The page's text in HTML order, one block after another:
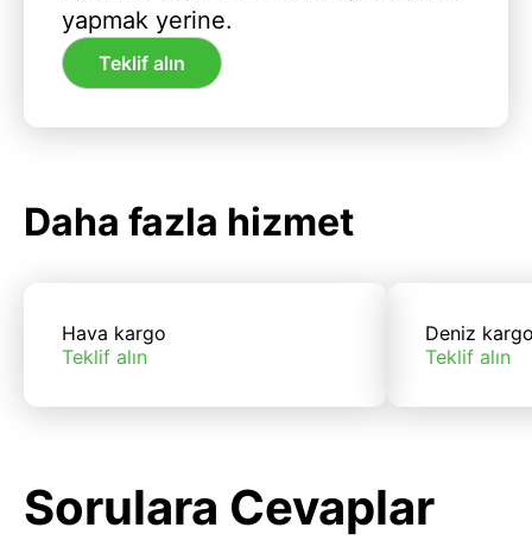
yapmak yerine.
Teklif alın
Daha fazla hizmet
Hava kargo
Teklif alın
Deniz
Teklif alın
Sorulara Cevaplar